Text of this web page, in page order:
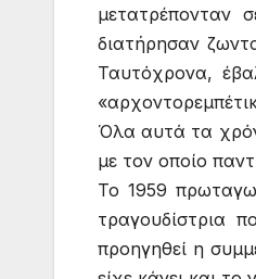
μετατρέπονταν
διατήρησαν
Ταυτόχρονα,
Όλα αυτά τα
με τον οποίο
Το 1959
τραγουδίστρια
προηγηθεί η